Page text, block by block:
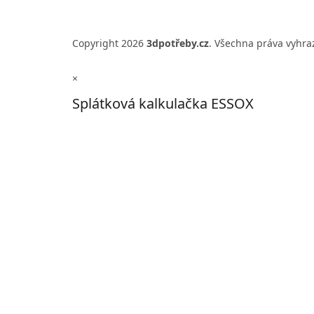
Copyright 2026 3dpotřeby.cz. Všechna práva
×
Splátková kalkulačka ESSOX